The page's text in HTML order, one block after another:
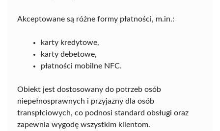
Akceptowane są różne formy płatności, m.in.:
karty kredytowe,
karty debetowe,
płatności mobilne NFC.
Obiekt jest dostosowany do potrzeb osób
niepełnosprawnych i przyjazny dla osób
transpłciowych, co podnosi standard obsługi oraz
zapewnia wygodę wszystkim klientom.